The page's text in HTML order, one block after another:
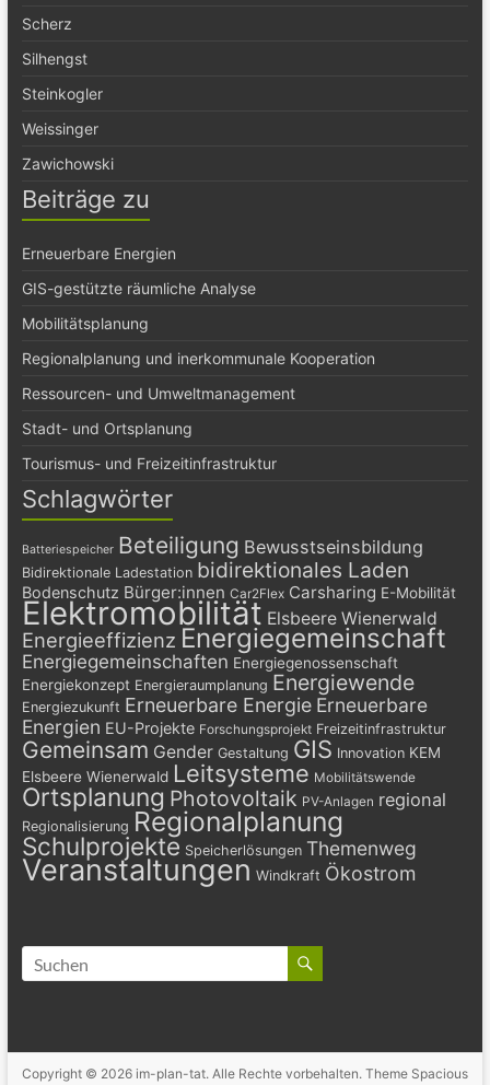
Scherz
Silhengst
Steinkogler
Weissinger
Zawichowski
Beiträge zu
Erneuerbare Energien
GIS-gestützte räumliche Analyse
Mobilitätsplanung
Regionalplanung und inerkommunale Kooperation
Ressourcen- und Umweltmanagement
Stadt- und Ortsplanung
Tourismus- und Freizeitinfrastruktur
Schlagwörter
Batteriespeicher Beteiligung Bewusstseinsbildung
Bidirektionale Ladestation bidirektionales Laden
Bodenschutz Bürger:innen Car2Flex Carsharing E-Mobilität
Elektromobilität Elsbeere Wienerwald
Energieeffizienz Energiegemeinschaft
Energiegemeinschaften Energiegenossenschaft
Energiekonzept Energieraumplanung Energiewende
Energiezukunft Erneuerbare Energie Erneuerbare
Energien EU-Projekte Forschungsprojekt Freizeitinfrastruktur
Gemeinsam Gender Gestaltung GIS Innovation KEM
Elsbeere Wienerwald Leitsysteme Mobilitätswende
Ortsplanung Photovoltaik PV-Anlagen regional
Regionalisierung Regionalplanung
Schulprojekte Speicherlösungen Themenweg
Veranstaltungen Windkraft Ökostrom
Copyright © 2026 im-plan-tat. Alle Rechte vorbehalten. Theme Spacious